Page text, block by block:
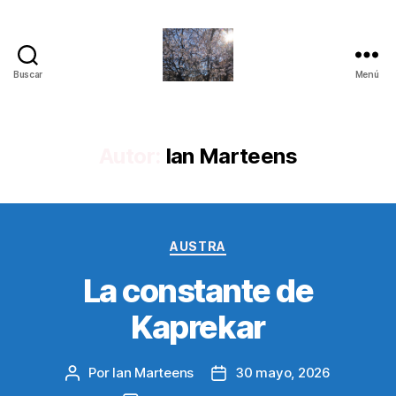
Buscar Menú
Ian Marteens
Categorías
AUSTRA
La constante de
Kaprekar
Autor
Por Ian Marteens
Fecha30 mayo, 2026